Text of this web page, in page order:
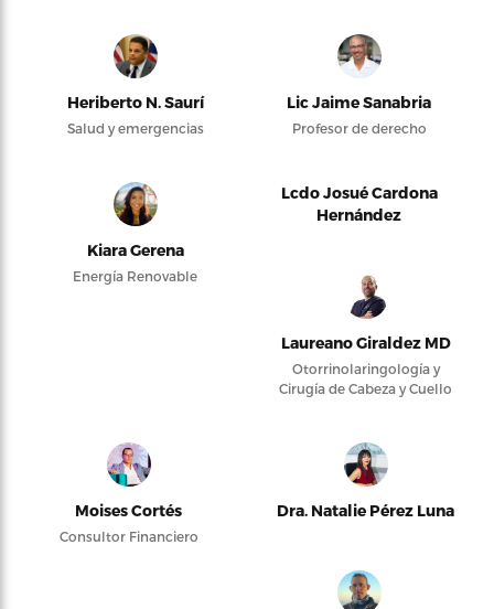
Heriberto N. Saurí
Salud y emergencias
Lic Jaime Sanabria
Profesor de derecho
Kiara Gerena
Energía Renovable
Lcdo Josué Cardona
Hernández
Laureano Giraldez MD
Otorrinolaringología y
Cirugía de Cabeza y Cuello
Moises Cortés
Consultor Financiero
Dra. Natalie Pérez Luna